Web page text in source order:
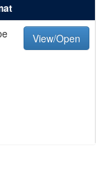
View/Open